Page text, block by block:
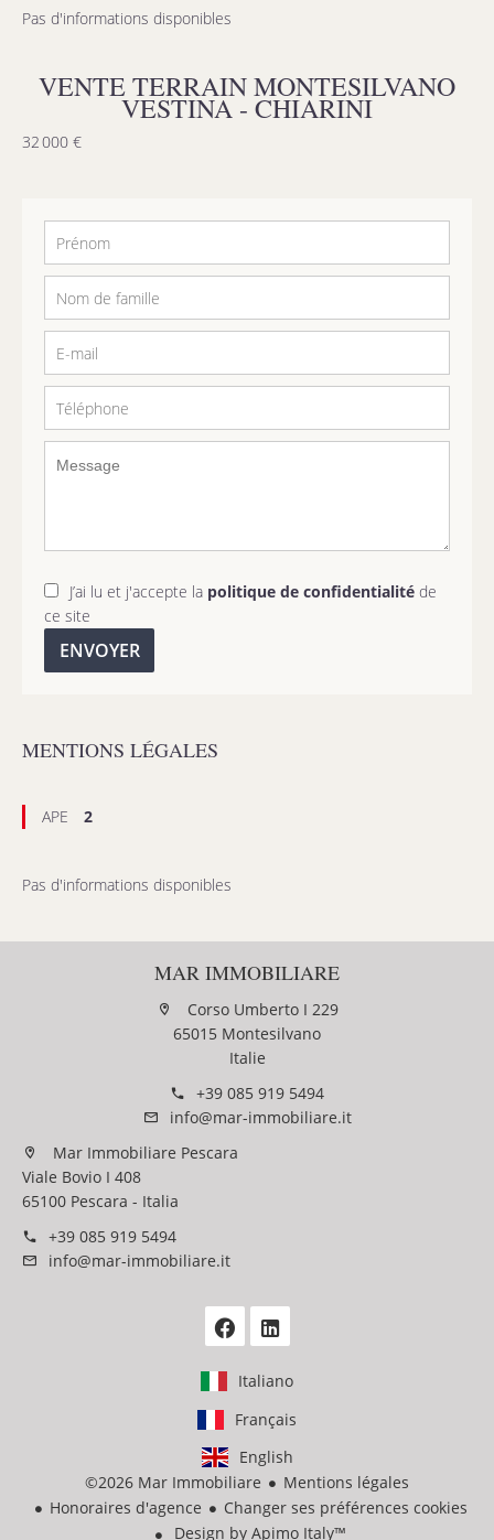
Pas d'informations disponibles
VENTE TERRAIN MONTESILVANO
VESTINA - CHIARINI
32 000 €
J’ai lu et j'accepte la politique de confidentialité de
ce site
ENVOYER
MENTIONS LÉGALES
APE 2
Pas d'informations disponibles
MAR IMMOBILIARE
Corso Umberto I 229
65015 Montesilvano
Italie
+39 085 919 5494
info@mar-immobiliare.it
Mar Immobiliare Pescara
Viale Bovio I 408
65100 Pescara - Italia
+39 085 919 5494
info@mar-immobiliare.it
Italiano
Français
English
©2026 Mar Immobiliare
Mentions légales
Honoraires d'agence
Changer ses préférences cookies
Design by Apimo Italy™